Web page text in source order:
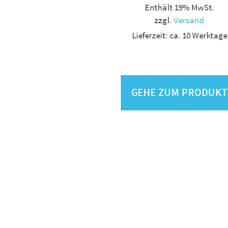
Enthält 19% MwSt.
zzgl.Versand
Lieferzeit: ca. 10 Werktage
GEHE ZUM PRODUKT